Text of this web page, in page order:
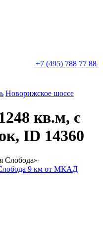
+7 (495) 788 77 88
Новорижское шоссе
кв.м, с
ID 14360
Слобода»
9 км от МКАД